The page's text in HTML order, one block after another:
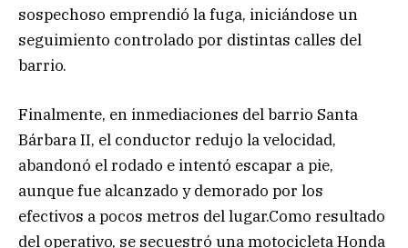
sospechoso emprendió la fuga, iniciándose un
seguimiento controlado por distintas calles del
barrio.
Finalmente, en inmediaciones del barrio Santa
Bárbara II, el conductor redujo la velocidad,
abandonó el rodado e intentó escapar a pie,
aunque fue alcanzado y demorado por los
efectivos a pocos metros del lugar.Como resultado
del operativo, se secuestró una motocicleta Honda